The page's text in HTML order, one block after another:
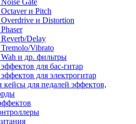
Gate
и Pitch
и Distortion
Delay
Vibrato
и др. фильтры
для бас-гитар
для электрогитар
кейсы для педалей эффектов,